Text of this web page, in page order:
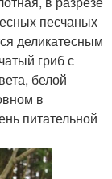
песчаных
деликатесным
гриб с
белой
в
питательной